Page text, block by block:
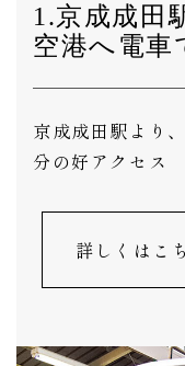
1.京成成田
空港へ電車
京成成田駅より
分の好アクセス
詳しくはこ